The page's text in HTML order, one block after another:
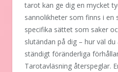
tarot kan ge dig en mycket
sannolikheter som finns i en
specifika sättet som saker
slutändan på dig – hur väl
ständigt föränderliga
Tarotavläsning återspeglar.